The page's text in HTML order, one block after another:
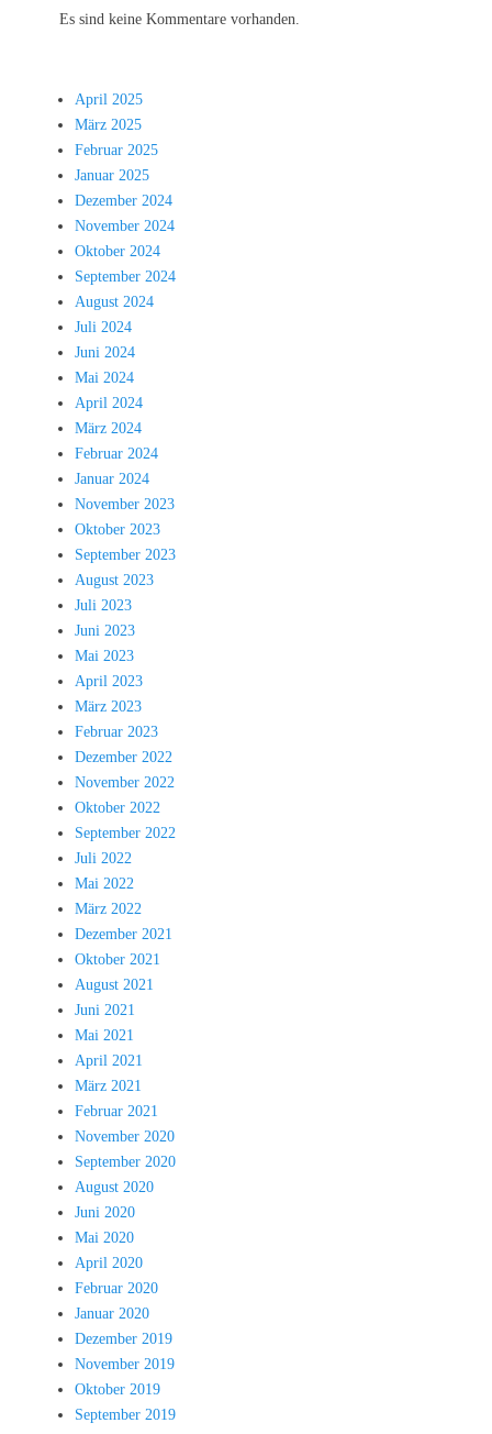
Es sind keine Kommentare vorhanden.
April 2025
März 2025
Februar 2025
Januar 2025
Dezember 2024
November 2024
Oktober 2024
September 2024
August 2024
Juli 2024
Juni 2024
Mai 2024
April 2024
März 2024
Februar 2024
Januar 2024
November 2023
Oktober 2023
September 2023
August 2023
Juli 2023
Juni 2023
Mai 2023
April 2023
März 2023
Februar 2023
Dezember 2022
November 2022
Oktober 2022
September 2022
Juli 2022
Mai 2022
März 2022
Dezember 2021
Oktober 2021
August 2021
Juni 2021
Mai 2021
April 2021
März 2021
Februar 2021
November 2020
September 2020
August 2020
Juni 2020
Mai 2020
April 2020
Februar 2020
Januar 2020
Dezember 2019
November 2019
Oktober 2019
September 2019